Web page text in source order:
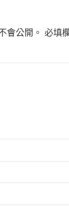
會公開。 必填